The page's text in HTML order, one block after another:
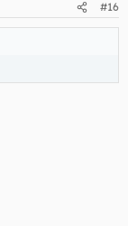
#16